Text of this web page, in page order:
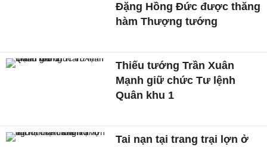
Đặng Hồng Đức được thăng
hàm Thượng tướng
Thiếu tướng Trần Xuân
Mạnh giữ chức Tư lệnh
Quân khu 1
Tai nạn tại trang trại lợn ở